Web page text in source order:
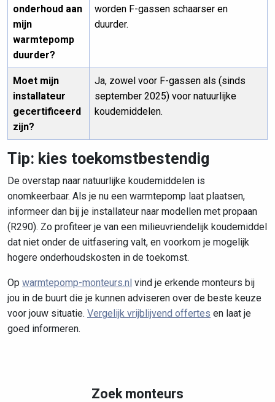
onderhoud aan
mijn
warmtepomp
duurder?
worden F-gassen schaarser en
duurder.
Moet mijn
installateur
gecertificeerd
zijn?
Ja, zowel voor F-gassen als (sinds
september 2025) voor natuurlijke
koudemiddelen.
Tip: kies toekomstbestendig
De overstap naar natuurlijke koudemiddelen is
onomkeerbaar. Als je nu een warmtepomp laat plaatsen,
informeer dan bij je installateur naar modellen met propaan
(R290). Zo profiteer je van een milieuvriendelijk koudemiddel
dat niet onder de uitfasering valt, en voorkom je mogelijk
hogere onderhoudskosten in de toekomst.
Op warmtepomp-monteurs.nl vind je erkende monteurs bij
jou in de buurt die je kunnen adviseren over de beste keuze
voor jouw situatie. Vergelijk vrijblijvend offertes en laat je
goed informeren.
Zoek monteurs